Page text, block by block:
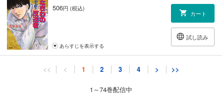
506円 (税込)
カート
試し読み
あらすじを表示する
炎の蜃気楼10 わだつみの楊貴妃（前編）
<< < 1 2 3 4 > >>
1～74巻配信中